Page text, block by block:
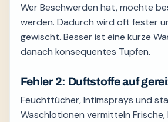
Wer Beschwerden hat, möchte
werden. Dadurch wird oft fester
gewischt. Besser ist eine kurze
danach konsequentes Tupfen.
Fehler 2: Duftstoffe auf
Feuchttücher, Intimsprays und
Waschlotionen vermitteln Frische,